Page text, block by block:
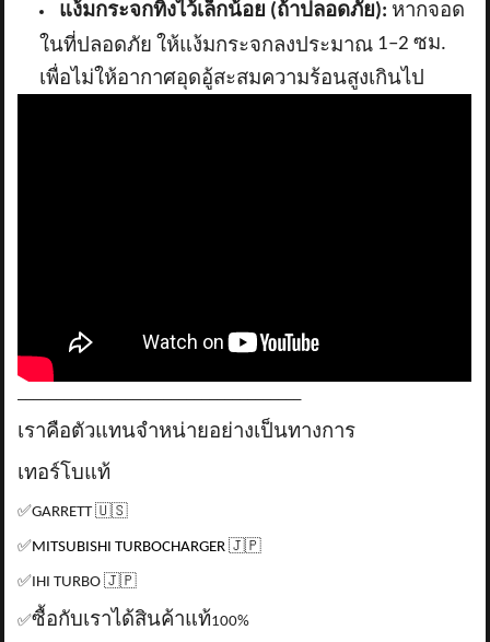
แง้มกระจกทิ้งไว้เล็กน้อย (ถ้าปลอดภัย): หากจอด
ในที่ปลอดภัย ให้แง้มกระจกลงประมาณ 1–2 ซม.
เพื่อไม่ให้อากาศอุดอู้สะสมความร้อนสูงเกินไป
เราคือตัวแทนจำหน่ายอย่างเป็นทางการ
เทอร์โบแท้
✅GARRETT🇺🇸
✅ MITSUBISHI TURBOCHARGER 🇯🇵
✅ IHI TURBO🇯🇵
✅ซื้อกับเราได้สินค้าแท้100%